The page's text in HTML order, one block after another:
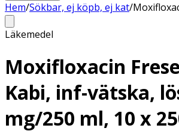
Hem/Sökbar, ej köpb, ej kat/
Läkemedel
Moxifloxacin
Kabi, inf-vätska,
mg/250 ml, 10 x